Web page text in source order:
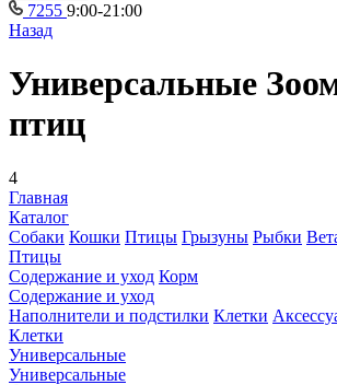
7255 9:00-21:00
Назад
Универсальные
птиц
4
Главная
Каталог
Собаки Кошки Птицы Грызуны Рыбки
Птицы
Содержание и уход Корм
Содержание и уход
Наполнители и подстилки Клетки
Клетки
Универсальные
Универсальные